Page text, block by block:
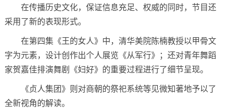
在传播历史文化，保证信息充足、权威的同时，节目还
采用了新的表现形式。
在第四集《王的女人》中，清华美院陈楠教授以甲骨文
字为元素，设计创作出个人展览《从军行》；还对青年舞蹈
家贺嘉佳排演舞剧《妇好》的重要过程进行了细节呈现。
《贞人集团》则对商朝的祭祀系统等见微知著地予以了
全新视角的解读。